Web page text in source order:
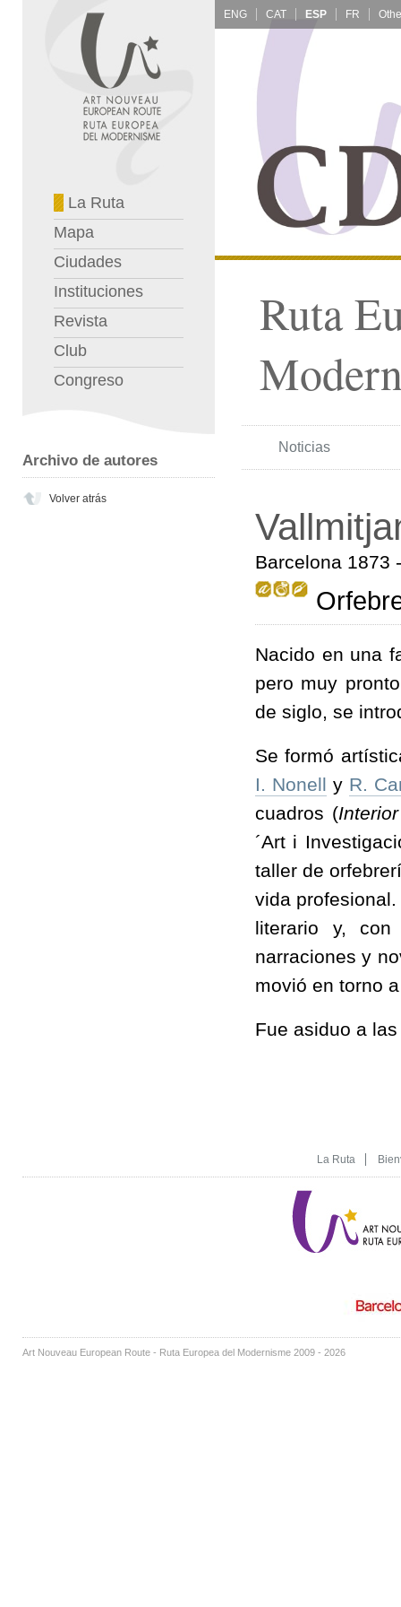
La Ruta
Mapa
Ciudades
Instituciones
Revista
Club
Congreso
Archivo de autores
Volver atrás
ENG CAT ESP FR
Ruta
Noticias
Barcelona 1873
Nacido en una
pero muy
de siglo, se
Se formó
I. Nonell y R.
cuadros (
´Art i
taller de
vida
literario y, con
narraciones y
movió en torno
Fue asiduo a
La Ruta
Art Nouveau European Route - Ruta Europea del Modernisme 2009 - 2026